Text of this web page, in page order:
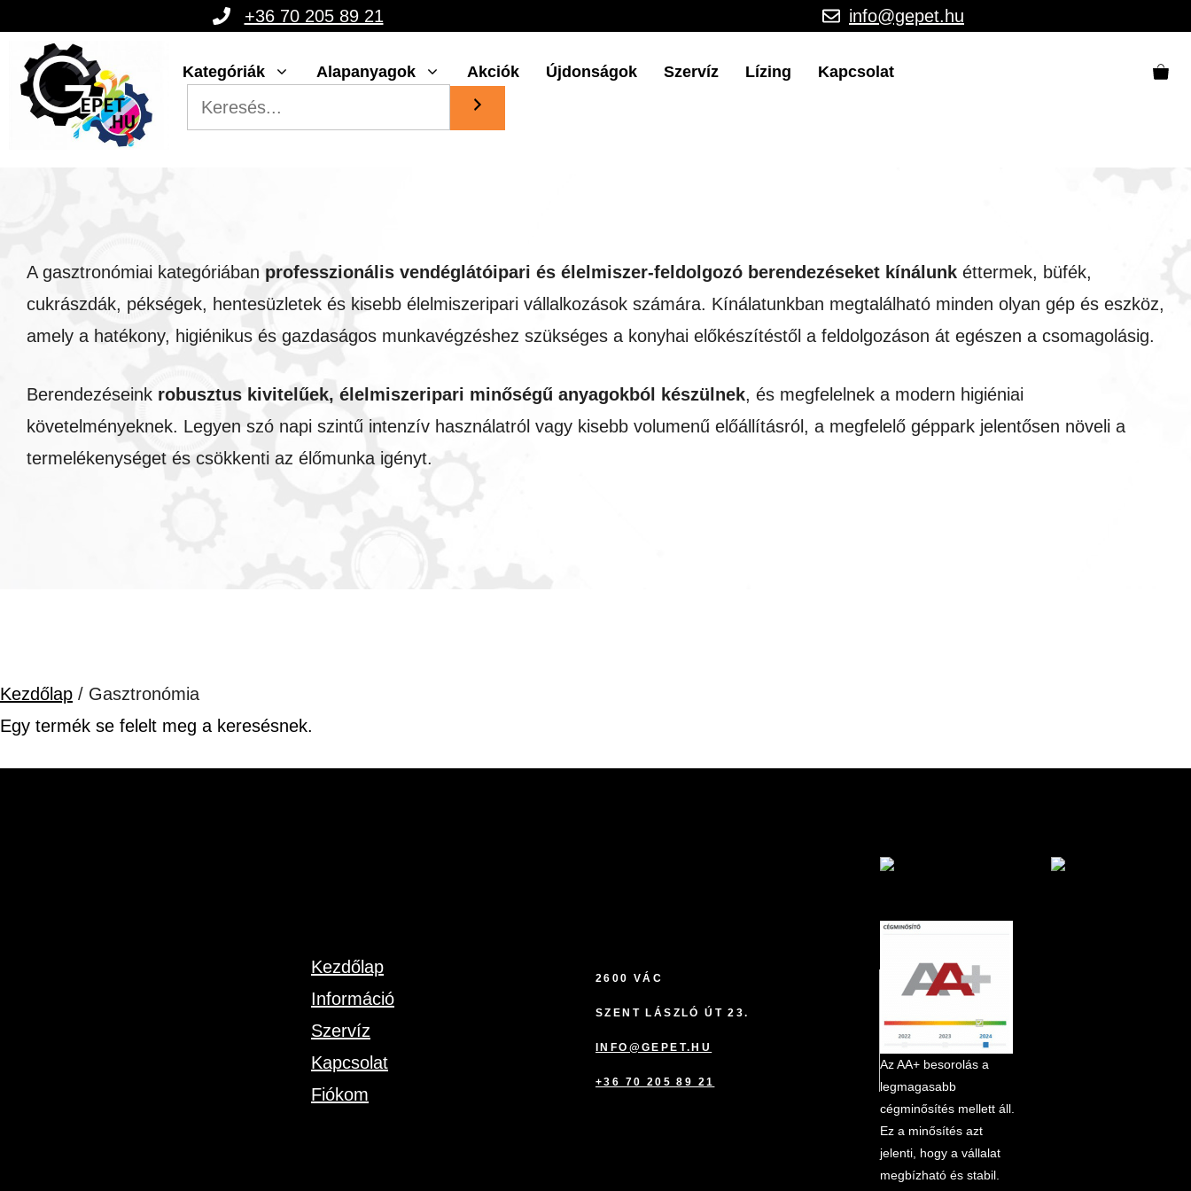
tartalomba
+36 70 205 89 21 info@gepet.hu
Kategóriák Alapanyagok Akciók Újdonságok Szervíz Lízing Kapcsolat
A gasztronómiai kategóriában professzionális vendéglátóipari és élelmiszer-feldolgozó berendezéseket kínálunk éttermek, büfék,
cukrászdák, pékségek, hentesüzletek és kisebb élelmiszeripari vállalkozások számára. Kínálatunkban megtalálható minden olyan gép és eszköz,
amely a hatékony, higiénikus és gazdaságos munkavégzéshez szükséges a konyhai előkészítéstől a feldolgozáson át egészen a csomagolásig.
Berendezéseink robusztus kivitelűek, élelmiszeripari minőségű anyagokból készülnek, és megfelelnek a modern higiéniai
követelményeknek. Legyen szó napi szintű intenzív használatról vagy kisebb volumenű előállításról, a megfelelő géppark jelentősen növeli a
termelékenységet és csökkenti az élőmunka igényt.
Kezdőlap / Gasztronómia
Egy termék se felelt meg a keresésnek.
Kezdőlap
Információ
Szervíz
Kapcsolat
Fiókom
2600 VÁC
SZENT LÁSZLÓ ÚT 23.
INFO@GEPET.HU
+36 70 205 89 21
Az AA+ besorolás a
legmagasabb
cégminősítés mellett áll.
Ez a minősítés azt
jelenti, hogy a vállalat
megbízható és stabil.